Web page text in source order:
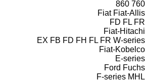
760
860
Fiat Fiat-Allis
FD FL FR
Fiat-Hitachi
EX FB FD FH FL FR W-series
Fiat-Kobelco
E-series
Ford Fuchs
F-series MHL